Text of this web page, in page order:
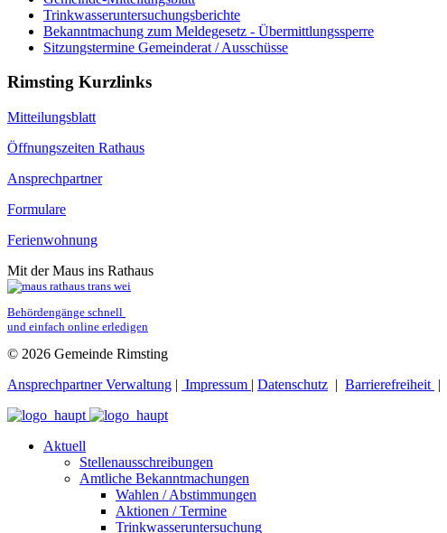
Trinkwasseruntersuchungsberichte
Bekanntmachung zum Meldegesetz - Übermittlungssperre
Sitzungstermine Gemeinderat / Ausschüsse
Rimsting Kurzlinks
Mitteilungsblatt
Öffnungszeiten Rathaus
Ansprechpartner
Formulare
Ferienwohnung
Mit der Maus ins Rathaus
Behördengänge schnell
und einfach online erledigen
© 2026 Gemeinde Rimsting
Ansprechpartner Verwaltung | Impressum | Datenschutz | Barrierefreiheit |
Aktuell
Stellenausschreibungen
Amtliche Bekanntmachungen
Wahlen / Abstimmungen
Aktionen / Termine
Trinkwasseruntersuchung